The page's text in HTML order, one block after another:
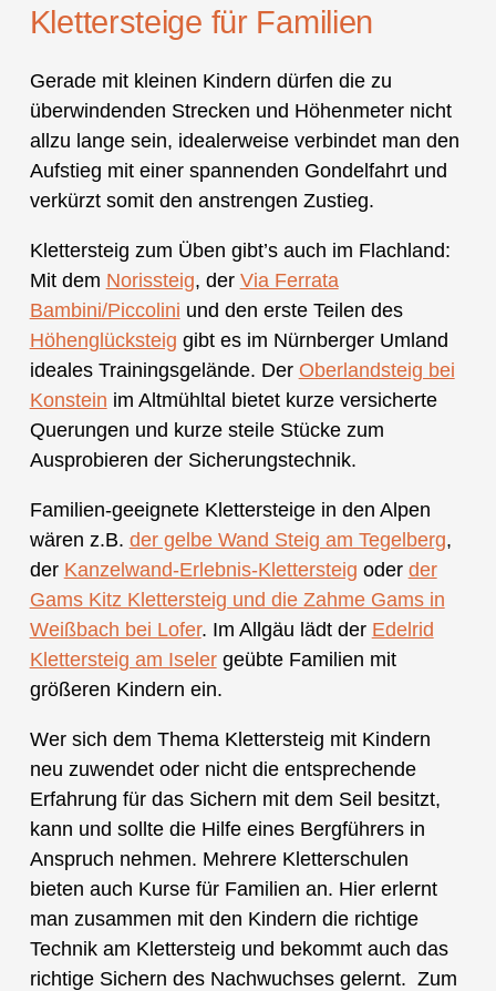
Klettersteige für Familien
Gerade mit kleinen Kindern dürfen die zu
überwindenden Strecken und Höhenmeter nicht
allzu lange sein, idealerweise verbindet man den
Aufstieg mit einer spannenden Gondelfahrt und
verkürzt somit den anstrengen Zustieg.
Klettersteig zum Üben gibt’s auch im Flachland:
Mit dem Norissteig, der Via Ferrata
Bambini/Piccolini und den erste Teilen des
Höhenglücksteig gibt es im Nürnberger Umland
ideales Trainingsgelände. Der Oberlandsteig bei
Konstein im Altmühltal bietet kurze versicherte
Querungen und kurze steile Stücke zum
Ausprobieren der Sicherungstechnik.
Familien-geeignete Klettersteige in den Alpen
wären z.B. der gelbe Wand Steig am Tegelberg,
der Kanzelwand-Erlebnis-Klettersteig oder der
Gams Kitz Klettersteig und die Zahme Gams in
Weißbach bei Lofer. Im Allgäu lädt der Edelrid
Klettersteig am Iselergeübte Familien mit
größeren Kindern ein.
Wer sich dem Thema Klettersteig mit Kindern
neu zuwendet oder nicht die entsprechende
Erfahrung für das Sichern mit dem Seil besitzt,
kann und sollte die Hilfe eines Bergführers in
Anspruch nehmen. Mehrere Kletterschulen
bieten auch Kurse für Familien an. Hier erlernt
man zusammen mit den Kindern die richtige
Technik am Klettersteig und bekommt auch das
richtige Sichern des Nachwuchses gelernt. Zum